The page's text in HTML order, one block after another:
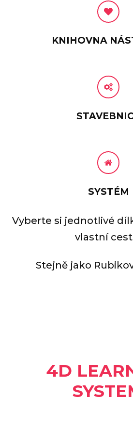
KNIHOVNA
SYSTÉM
Vyberte si jednotlivé
vlastní
Stejně jako
4D